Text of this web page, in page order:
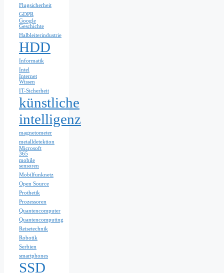
Flugsicherheit
GDPR
Google
Geschichte
Halbleiterindustrie
HDD
Informatik
Intel
Internet
Wissen
IT-Sicherheit
künstliche
intelligenz
magnetometer
metalldetektion
Microsoft
365
mobile
sensoren
Mobilfunknetz
Open Source
Prothetik
Prozessoren
Quantencomputer
Quantencomputing
Reisetechnik
Robotik
Serbien
smartphones
SSD